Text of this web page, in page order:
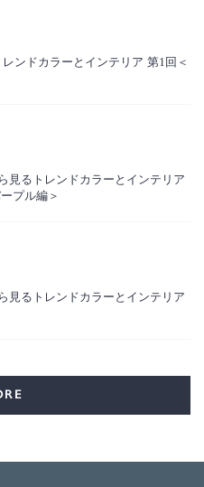
ンドカラーとインテリア 第1回＜
るトレンドカラーとインテリア
プル編＞
るトレンドカラーとインテリア